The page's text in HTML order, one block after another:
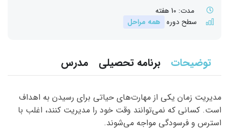
توضیحات برنامه تحصیلی مدرس
مدیریت زمان یکی از مهارت‌های حیاتی برای رسیدن به اهداف
است. کسانی که نمی‌توانند وقت خود را مدیریت کنند، اغلب با
استرس و فرسودگی مواجه می‌شوند.
مدت: 10 هفته
سطح دوره همه مراحل